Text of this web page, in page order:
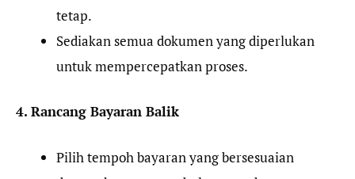
tetap.
Sediakan semua dokumen yang diperlukan
untuk mempercepatkan proses.
4. Rancang Bayaran Balik
Pilih tempoh bayaran yang bersesuaian